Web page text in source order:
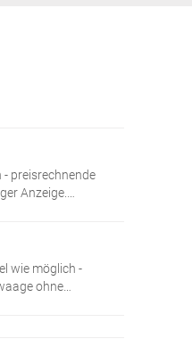
preisrechnende
Anzeige.
wie möglich -
ohne